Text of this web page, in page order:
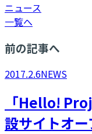
ニュース
一覧へ
前の記事へ
2017.2.6NEWS
「Hello!
設サイトオー